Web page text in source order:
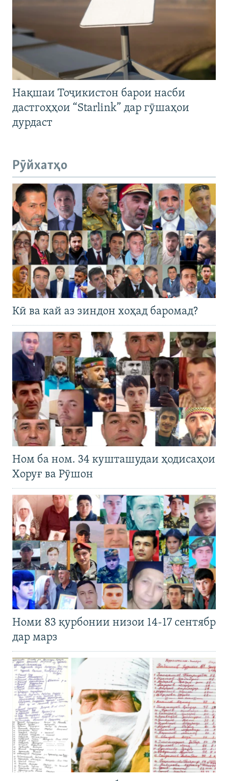
Нақшаи Тоҷикистон барои насби
дастгоҳҳои “Starlink” дар гӯшаҳои
дурдаст
Рӯйхатҳо
Кӣ ва кай аз зиндон хоҳад баромад?
Ном ба ном. 34 кушташудаи ҳодисаҳои
Хоруғ ва Рӯшон
Номи 83 қурбонии низои 14-17 сентябр
дар марз